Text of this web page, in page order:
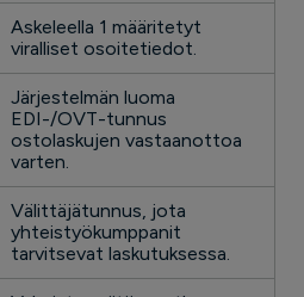
Askeleella 1 määritetyt
viralliset osoitetiedot.
Järjestelmän luoma
EDI-/OVT-tunnus
ostolaskujen vastaanottoa
varten.
Välittäjätunnus, jota
yhteistyökumppanit
tarvitsevat laskutuksessa.